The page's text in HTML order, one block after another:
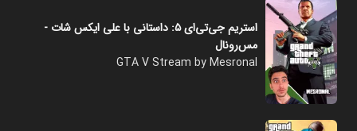
استریم جی‌تی‌ای ۵: داستانی با علی ایکس شات -
مس‌رونال
GTA V Stream by Mesronal